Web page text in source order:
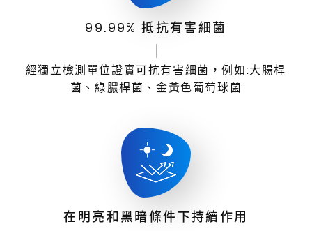
99.99% 抵抗有害細菌
經獨立檢測單位證實可抗有害細菌，例如:大腸桿
菌、綠膿桿菌、金黃色葡萄球菌
在明亮和黑暗條件下持續作用